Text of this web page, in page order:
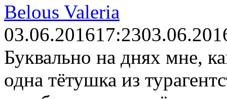
Belous Valeria
03.06.201617:23
Буквально на днях мне,
одна тётушка из